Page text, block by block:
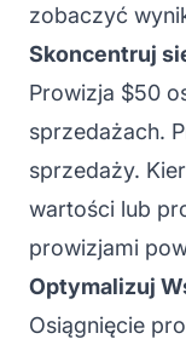
zobaczyć
Skoncentruj
Prowizja $50
sprzedażach.
sprzedaży.
wartości lub
prowizjami
Optymalizuj
Osiągnięcie